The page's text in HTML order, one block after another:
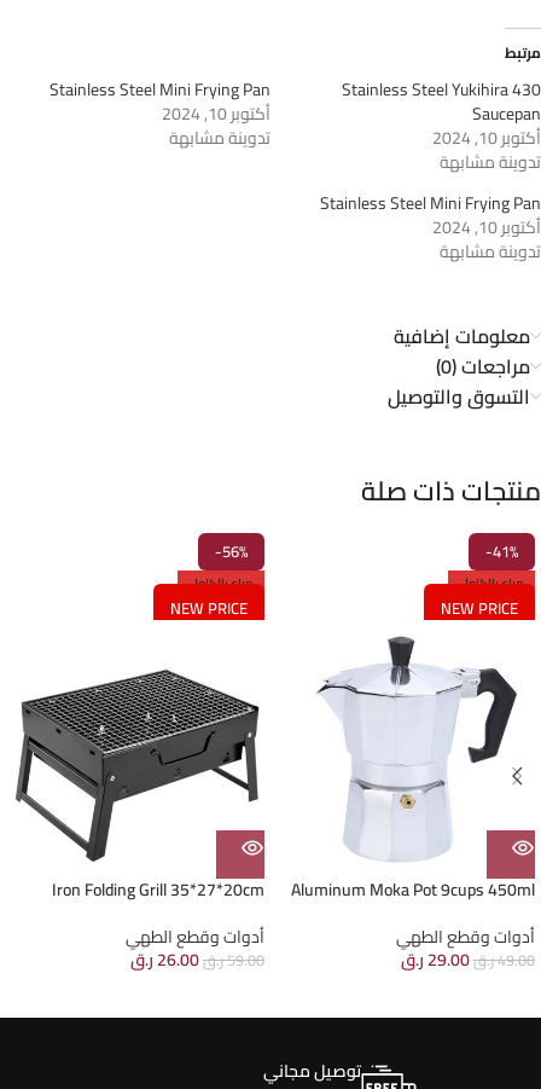
مرتبط
430 Stainless Steel Yukihira
Saucepan
أكتوبر 10, 2024
تدوينة مشابهة
Stainless Steel Mini Frying Pan
أكتوبر 10, 2024
تدوينة مشابهة
Stainless Steel Mini Frying Pan
أكتوبر 10, 2024
تدوينة مشابهة
معلومات إضافية
مراجعات (0)
التسوق والتوصيل
منتجات ذات صلة
-41%
مباع بالكامل
NEW PRICE
Aluminum Moka Pot 9cups 450ml
أدوات وقطع الطهي
49.00ر.ق29.00ر.ق
-56%
مباع بالكامل
NEW PRICE
Iron Folding Grill 35*27*20cm
أدوات وقطع الطهي
59.00ر.ق26.00ر.ق
توصيل مجاني